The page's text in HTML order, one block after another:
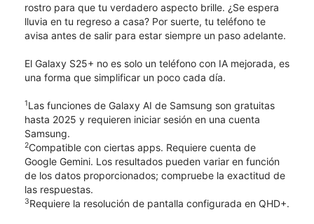
rostro para que tu verdadero aspecto brille. ¿Se espera
lluvia en tu regreso a casa? Por suerte, tu teléfono te
avisa antes de salir para estar siempre un paso adelante.
El Galaxy S25+ no es solo un teléfono con IA mejorada, es
una forma que simplificar un poco cada día.
1Las funciones de Galaxy AI de Samsung son gratuitas
hasta 2025 y requieren iniciar sesión en una cuenta
Samsung.
2Compatible con ciertas apps. Requiere cuenta de
Google Gemini. Los resultados pueden variar en función
de los datos proporcionados; compruebe la exactitud de
las respuestas.
3Requiere la resolución de pantalla configurada en QHD+.